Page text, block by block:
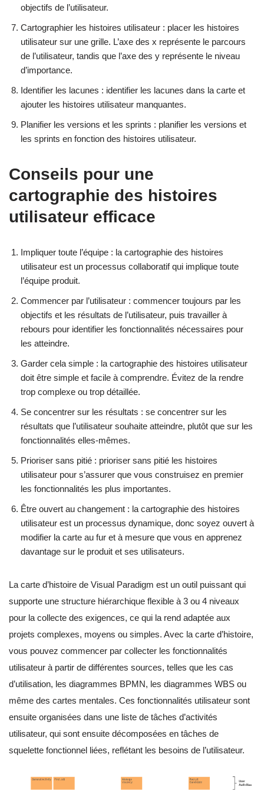
objectifs de l’utilisateur.
Cartographier les histoires utilisateur : placer les histoires
utilisateur sur une grille. L’axe des x représente le parcours
de l’utilisateur, tandis que l’axe des y représente le niveau
d’importance.
Identifier les lacunes : identifier les lacunes dans la carte et
ajouter les histoires utilisateur manquantes.
Planifier les versions et les sprints : planifier les versions et
les sprints en fonction des histoires utilisateur.
Conseils pour une
cartographie des histoires
utilisateur efficace
Impliquer toute l’équipe : la cartographie des histoires
utilisateur est un processus collaboratif qui implique toute
l’équipe produit.
Commencer par l’utilisateur : commencer toujours par les
objectifs et les résultats de l’utilisateur, puis travailler à
rebours pour identifier les fonctionnalités nécessaires pour
les atteindre.
Garder cela simple : la cartographie des histoires utilisateur
doit être simple et facile à comprendre. Évitez de la rendre
trop complexe ou trop détaillée.
Se concentrer sur les résultats : se concentrer sur les
résultats que l’utilisateur souhaite atteindre, plutôt que sur les
fonctionnalités elles-mêmes.
Prioriser sans pitié : prioriser sans pitié les histoires
utilisateur pour s’assurer que vous construisez en premier
les fonctionnalités les plus importantes.
Être ouvert au changement : la cartographie des histoires
utilisateur est un processus dynamique, donc soyez ouvert à
modifier la carte au fur et à mesure que vous en apprenez
davantage sur le produit et ses utilisateurs.
La carte d’histoire de Visual Paradigm est un outil puissant qui
supporte une structure hiérarchique flexible à 3 ou 4 niveaux
pour la collecte des exigences, ce qui la rend adaptée aux
projets complexes, moyens ou simples. Avec la carte d’histoire,
vous pouvez commencer par collecter les fonctionnalités
utilisateur à partir de différentes sources, telles que les cas
d’utilisation, les diagrammes BPMN, les diagrammes WBS ou
même des cartes mentales. Ces fonctionnalités utilisateur sont
ensuite organisées dans une liste de tâches d’activités
utilisateur, qui sont ensuite décomposées en tâches de
squelette fonctionnel liées, reflétant les besoins de l’utilisateur.